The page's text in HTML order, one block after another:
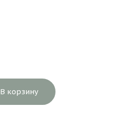
В корзину